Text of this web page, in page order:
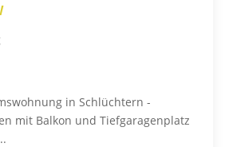
in Schlüchtern -
mit Balkon und Tiefgaragenplatz